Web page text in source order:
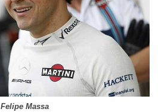
Felipe Massa